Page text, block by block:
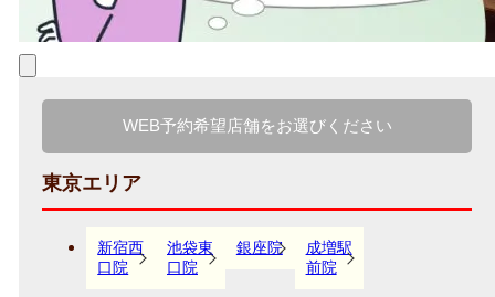
WEB予約希望店舗をお選びください
東京エリア
新宿西
口院
池袋東
口院
銀座院
成増駅
前院